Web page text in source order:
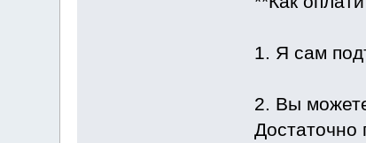
1. Я сам
2. Вы
Достаточно